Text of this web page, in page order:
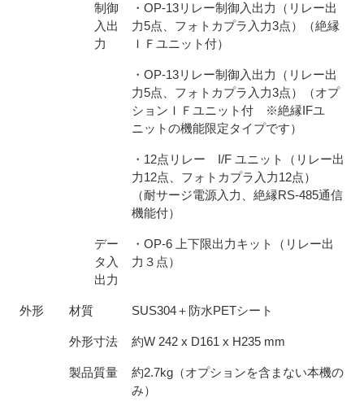
制御
入出
力
・OP-13リレー制御入出力（リレー出
力5点、フォトカプラ入力3点）（絶縁
ＩＦユニット付）
・OP-13リレー制御入出力（リレー出
力5点、フォトカプラ入力3点）（オプ
ションＩＦユニット付 ※絶縁IFユ
ニットの機能限定タイプです）
・12点リレー I/F ユニット（リレー出
力12点、フォトカプラ入力12点）
（耐サージ電源入力、絶縁RS-485通信
機能付）
デー
タ入
出力
・OP-6 上下限出力キット（リレー出
力３点）
外形 材質 SUS304＋防水PETシート
外形寸法 約W 242 x D161 x H235 mm
製品質量
約2.7kg（オプションを含まない本機の
み）